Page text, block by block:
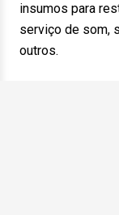
insumos para
serviço de som,
outros.